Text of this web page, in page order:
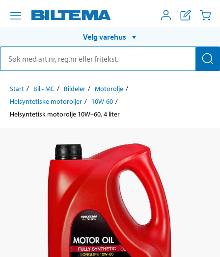
Velg varehus
Start Bil - MC Bildeler
Motorolje
Helsyntetiske motoroljer
10W-60
Helsyntetisk motorolje 10W–60, 4 liter